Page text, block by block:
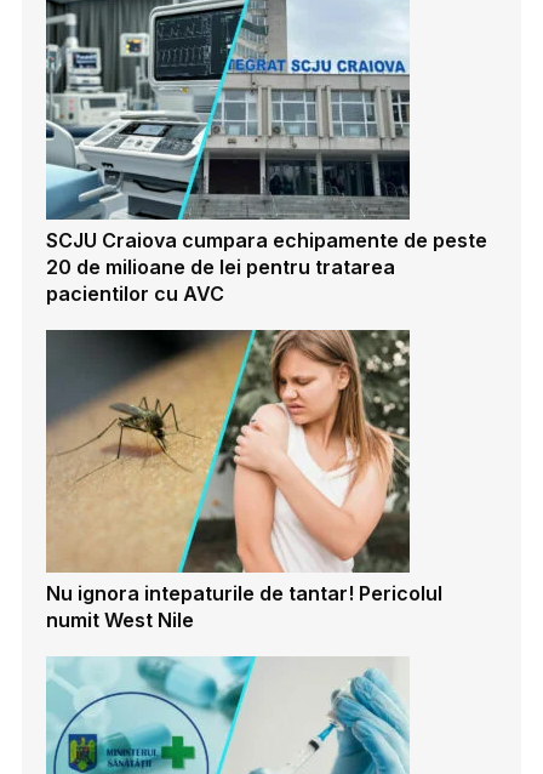
SCJU Craiova cumpara echipamente de peste
20 de milioane de lei pentru tratarea
pacientilor cu AVC
Nu ignora intepaturile de tantar! Pericolul
numit West Nile